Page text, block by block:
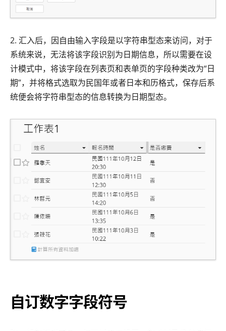
2. 汇入后，因自由输入字段是以字符串型态来访问，对于
系统来说，无法将该字段识别为日期信息，所以需要在设
计模式中，将该字段在列表页和表单页的字段种类改为“日
期”，并将格式选取为民国年或者日本和历格式，保存后系
统便会将字符串型态的信息转换为日期型态。
自订数字字段符号